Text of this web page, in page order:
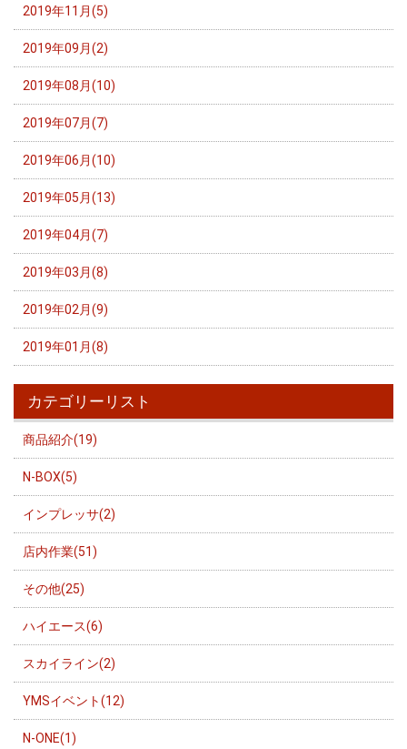
2019年11月(5)
2019年09月(2)
2019年08月(10)
2019年07月(7)
2019年06月(10)
2019年05月(13)
2019年04月(7)
2019年03月(8)
2019年02月(9)
2019年01月(8)
カテゴリーリスト
商品紹介(19)
N-BOX(5)
インプレッサ(2)
店内作業(51)
その他(25)
ハイエース(6)
スカイライン(2)
YMSイベント(12)
N-ONE(1)